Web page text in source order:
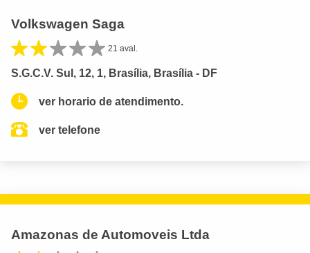
Volkswagen Saga
21 aval.
S.G.C.V. Sul, 12, 1, Brasília, Brasília - DF
ver horario de atendimento.
ver telefone
Amazonas de Automoveis Ltda